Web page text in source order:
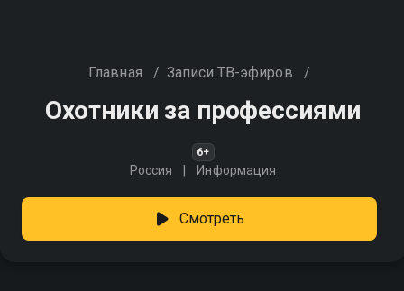
Главная / Записи ТВ-эфиров /
Охотники за профессиями
6+
Россия Информация
Смотреть